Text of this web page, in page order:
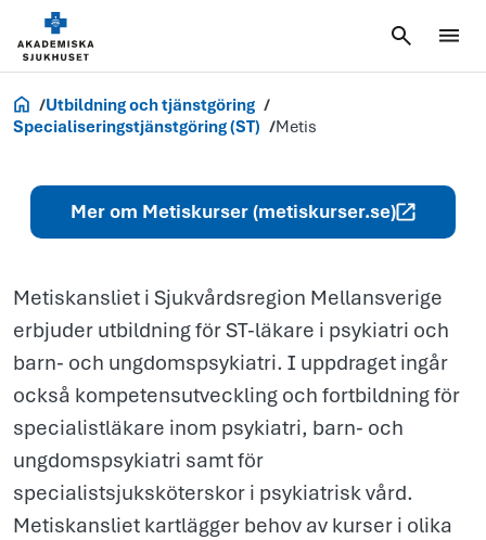
Jobb och utbildning
Utbildning och tjänstgöring
Specialiseringstjänstgöring (ST)
Metis
Metis
Mer om Metiskurser (metiskurser.se)
Metiskansliet i Sjukvårdsregion Mellansverige
erbjuder utbildning för ST-läkare i psykiatri och
barn- och ungdomspsykiatri. I uppdraget ingår
också kompetensutveckling och fortbildning för
specialistläkare inom psykiatri, barn- och
ungdomspsykiatri samt för
specialistsjuksköterskor i psykiatrisk vård.
Metiskansliet kartlägger behov av kurser i olika